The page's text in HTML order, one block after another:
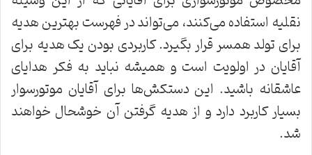
نقلیه استفاده می‌کنند، می‌تواند در فهرست بهترین هدیه
برای تولد همسر قرار بگیرد. کاربردی بودن یک هدیه برای
آقایان در اولویت است و همیشه نباید به فکر هدایای
عاشقانه باشید. این دستکش‌ها برای آقایان موتورسوار
بسیار کاربرد دارد و از هدیه گرفتن آن خوشحال خواهند
شد.